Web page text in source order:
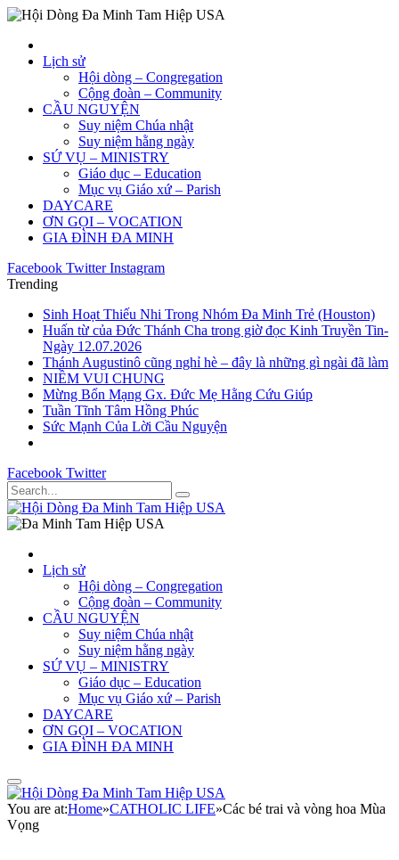
Lịch sử
Hội dòng – Congregation
Cộng đoàn – Community
CẦU NGUYỆN
Suy niệm Chúa nhật
Suy niệm hằng ngày
SỨ VỤ – MINISTRY
Giáo dục – Education
Mục vụ Giáo xứ – Parish
DAYCARE
ƠN GỌI – VOCATION
GIA ĐÌNH ĐA MINH
Facebook Twitter Instagram
Trending
Sinh Hoạt Thiếu Nhi Trong Nhóm Đa Minh Trẻ (Houston)
Huấn từ của Đức Thánh Cha trong giờ đọc Kinh Truyền Tin-
Ngày 12.07.2026
Thánh Augustinô cũng nghỉ hè – đây là những gì ngài đã làm
NIỀM VUI CHUNG
Mừng Bổn Mạng Gx. Đức Mẹ Hằng Cứu Giúp
Tuần Tĩnh Tâm Hồng Phúc
Sức Mạnh Của Lời Cầu Nguyện
Facebook Twitter
Lịch sử
Hội dòng – Congregation
Cộng đoàn – Community
CẦU NGUYỆN
Suy niệm Chúa nhật
Suy niệm hằng ngày
SỨ VỤ – MINISTRY
Giáo dục – Education
Mục vụ Giáo xứ – Parish
DAYCARE
ƠN GỌI – VOCATION
GIA ĐÌNH ĐA MINH
You are at:Home»CATHOLIC LIFE»Các bé trai và vòng hoa Mùa
Vọng